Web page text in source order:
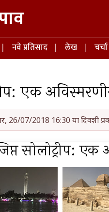
नवे प्रतिसाद लेख चर्चा
एक
26/07/2018 16:30 या दिवशी
सोलोट्रीप: